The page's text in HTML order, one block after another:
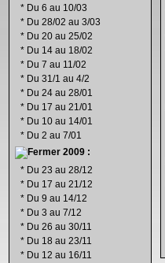
* Du 6 au 10/03
* Du 28/02 au 3/03
* Du 20 au 25/02
* Du 14 au 18/02
* Du 7 au 11/02
* Du 31/1 au 4/2
* Du 24 au 28/01
* Du 17 au 21/01
* Du 10 au 14/01
* Du 2 au 7/01
2009 :
* Du 23 au 28/12
* Du 17 au 21/12
* Du 9 au 14/12
* Du 3 au 7/12
* Du 26 au 30/11
* Du 18 au 23/11
* Du 12 au 16/11